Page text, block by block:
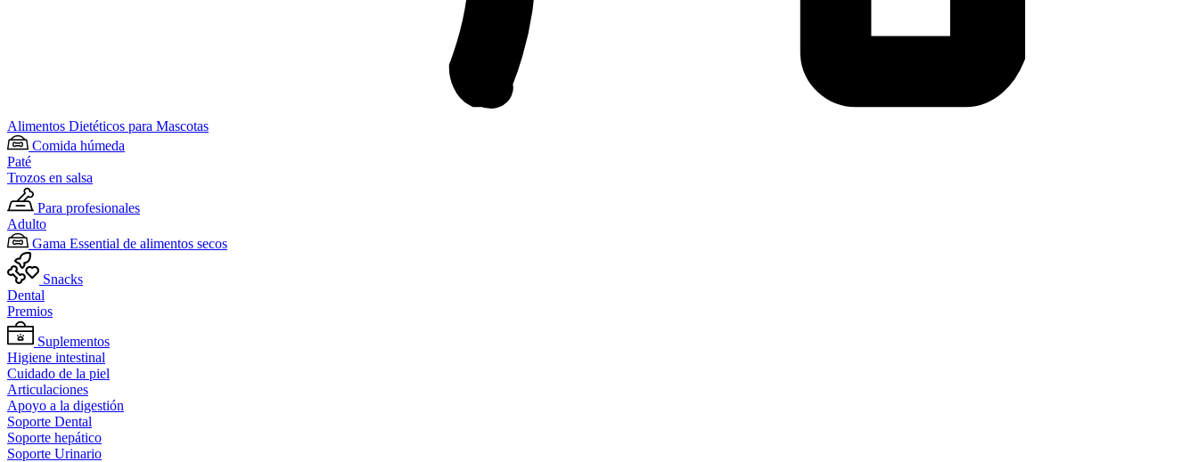
Alimentos Dietéticos para Mascotas
Comida húmeda
Paté
Trozos en salsa
Para profesionales
Adulto
Gama Essential de alimentos secos
Snacks
Dental
Premios
Suplementos
Higiene intestinal
Cuidado de la piel
Articulaciones
Apoyo a la digestión
Soporte Dental
Soporte hepático
Soporte Urinario